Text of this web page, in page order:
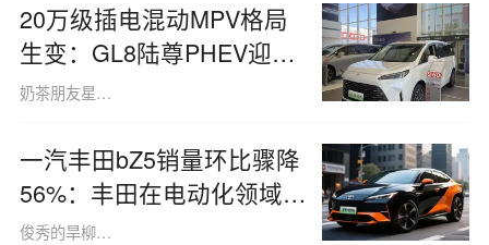
20万级插电混动MPV格局
生变：GL8陆尊PHEV迎来
全面革新，几项核心升级竟
奶茶朋友星980428
一汽丰田bZ5销量环比骤降
56%：丰田在电动化领域起
步较早，却最终落后于人
俊秀的旱柳树1507